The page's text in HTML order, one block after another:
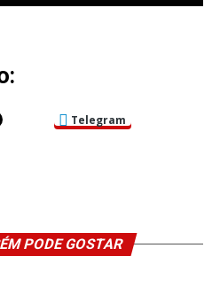
Telegram
PODE GOSTAR